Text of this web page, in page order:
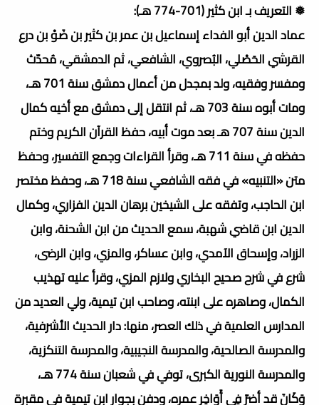
❅ التعريف بـ ابن كثير (701-774 هـ):
عماد الدين أبو الفداء إسماعيل بن عمر بن كثير بن ضَوْ بن درع
القرشي الحَصْلي، البُصروي، الشافعي، ثم الدمشقي، مُحدّث
ومفسر وفقيه، ولد بمجدل من أعمال دمشق سنة 701 هـ،
ومات أبوه سنة 703 هـ، ثم انتقل إلى دمشق مع أخيه كمال
الدين سنة 707 هـ بعد موت أبيه، حفظ القرآن الكريم وختم
حفظه في سنة 711 هـ، وقرأ القراءات وجمع التفسير، وحفظ
متن «التنبيه» في فقه الشافعي سنة 718 هـ، وحفظ مختصر
ابن الحاجب، وتفقه على الشيخين برهان الدين الفزاري، وكمال
الدين ابن قاضي شهبة، سمع الحديث من ابن الشحنة، وابن
الزراد، وإسحاق الآمدي، وابن عساكر، والمزي، وابن الرضى،
شرع في شرح صحيح البخاري ولازم المزي، وقرأ عليه تهذيب
الكمال، وصاهره على ابنته، وصاحب ابن تيمية، ولي العديد من
المدارس العلمية في ذلك العصر، منها: دار الحديث الأشرفية،
والمدرسة الصالحية، والمدرسة النجيبية، والمدرسة التنكزية،
والمدرسة النورية الكبرى، توفي في شعبان سنة 774 هـ،
وَكَانَ قد أضرّ فِي أَوَاخِر عمره، ودفن بجوار ابن تيمية في مقبرة